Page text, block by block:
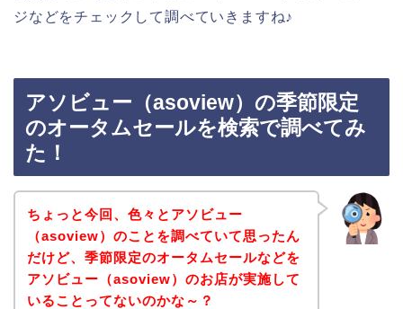
ジなどをチェックして調べていきますね♪
アソビュー（asoview）の季節限定
のオータムセールを検索で調べてみ
た！
ちょっと今回、色々とアソビュー
（asoview）のことを調べていて思ったん
だけど、季節限定のオータムセールなどを
アソビュー（asoview）のお店が実施して
いることってないのかな～？